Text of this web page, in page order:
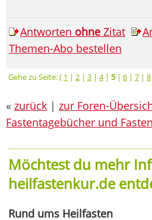
Antworten ohne Zitat
Themen-Abo bestellen
Gehe zu Seite: ( 1 | 2 | 3 | 4| 5| 6 | 7 | 8
« zurück | zur Foren-
Fastentagebücher und
Möchtest du mehr
heilfastenkur.de
Rund ums Heilfasten